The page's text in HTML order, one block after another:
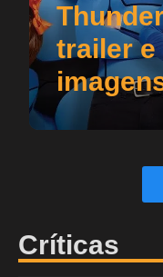
trailer
Críticas